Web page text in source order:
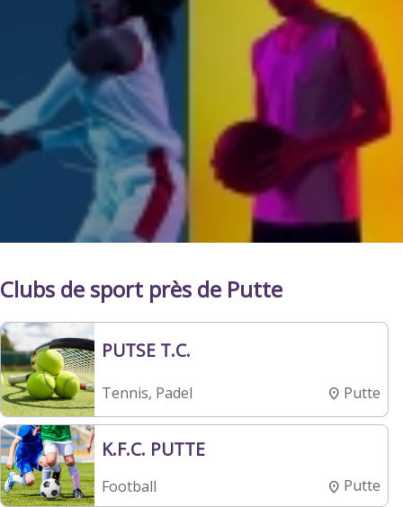
Clubs de sport près de Putte
PUTSE T.C.
Tennis, Padel Putte
K.F.C. PUTTE
Football Putte